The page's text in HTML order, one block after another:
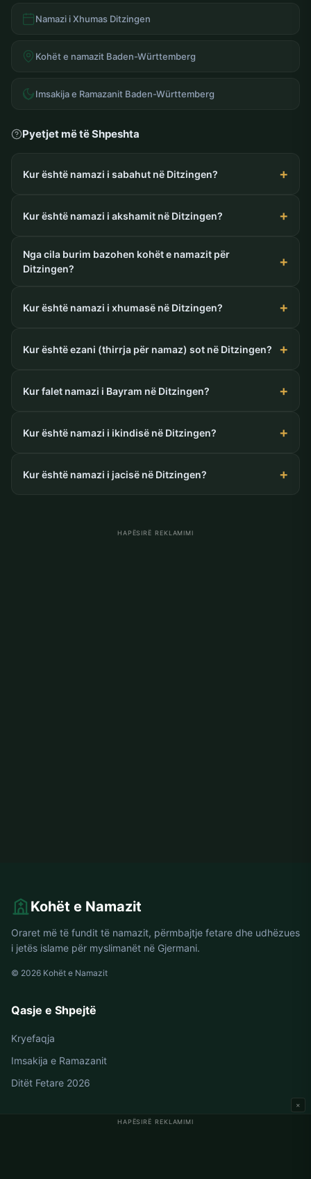
Namazi i Xhumas Ditzingen
Kohët e namazit Baden-Württemberg
Imsakija e Ramazanit Baden-Württemberg
Pyetjet më të Shpeshta
Kur është namazi i sabahut në Ditzingen?
Kur është namazi i akshamit në Ditzingen?
Nga cila burim bazohen kohët e namazit për
Ditzingen?
Kur është namazi i xhumasë në Ditzingen?
Kur është ezani (thirrja për namaz) sot në Ditzingen?
Kur falet namazi i Bayram në Ditzingen?
Kur është namazi i ikindisë në Ditzingen?
Kur është namazi i jacisë në Ditzingen?
HAPËSIRË REKLAMIMI
HAPËSIRË REKLAMIMI
×
Kohët e Namazit
Oraret më të fundit të namazit, përmbajtje fetare dhe udhëzues
i jetës islame për myslimanët në Gjermani.
© 2026 Kohët e Namazit
Qasje e Shpejtë
Kryefaqja
Imsakija e Ramazanit
Ditët Fetare 2026
Oraret e Namazit në Gjermani